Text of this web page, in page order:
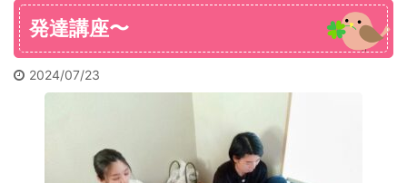
発達講座〜
2024/07/23